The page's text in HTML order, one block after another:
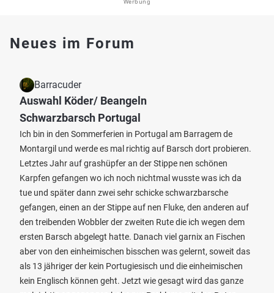
Neues im Forum
Barracuder
Auswahl Köder/ Beangeln
Schwarzbarsch Portugal
Ich bin in den Sommerferien in Portugal am Barragem de
Montargil und werde es mal richtig auf Barsch dort probieren.
Letztes Jahr auf grashüpfer an der Stippe nen schönen
Karpfen gefangen wo ich noch nichtmal wusste was ich da
tue und später dann zwei sehr schicke schwarzbarsche
gefangen, einen an der Stippe auf nen Fluke, den anderen auf
den treibenden Wobbler der zweiten Rute die ich wegen dem
ersten Barsch abgelegt hatte. Danach viel garnix an Fischen
aber von den einheimischen bisschen was gelernt, soweit das
als 13 jähriger der kein Portugiesisch und die einheimischen
kein Englisch können geht. Jetzt wie gesagt wird das ganze